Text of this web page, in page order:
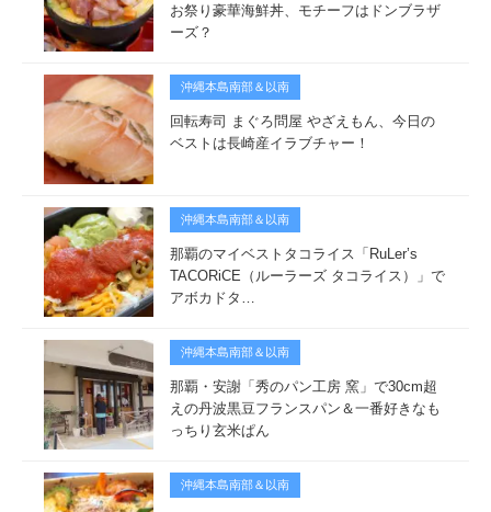
お祭り豪華海鮮丼、モチーフはドンブラザ
ーズ？
沖縄本島南部＆以南
回転寿司 まぐろ問屋 やざえもん、今日の
ベストは長崎産イラブチャー！
沖縄本島南部＆以南
那覇のマイベストタコライス「RuLer’s
TACORiCE（ルーラーズ タコライス）」で
アボカドタ…
沖縄本島南部＆以南
那覇・安謝「秀のパン工房 窯」で30cm超
えの丹波黒豆フランスパン＆一番好きなも
っちり玄米ぱん
沖縄本島南部＆以南